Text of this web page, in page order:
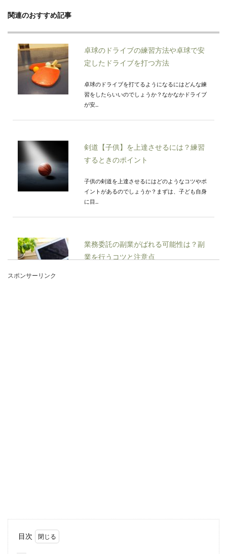
関連のおすすめ記事
卓球のドライブの練習方法や卓球で安
定したドライブを打つ方法
卓球のドライブを打てるようになるにはどんな練
習をしたらいいのでしょうか？なかなかドライブ
が安...
剣道【子供】を上達させるには？練習
するときのポイント
子供の剣道を上達させるにはどのようなコツやポ
イントがあるのでしょうか？まずは、子ども自身
に目...
業務委託の副業がばれる可能性は？副
業を行うコツと注意点
スポンサーリンク
目次